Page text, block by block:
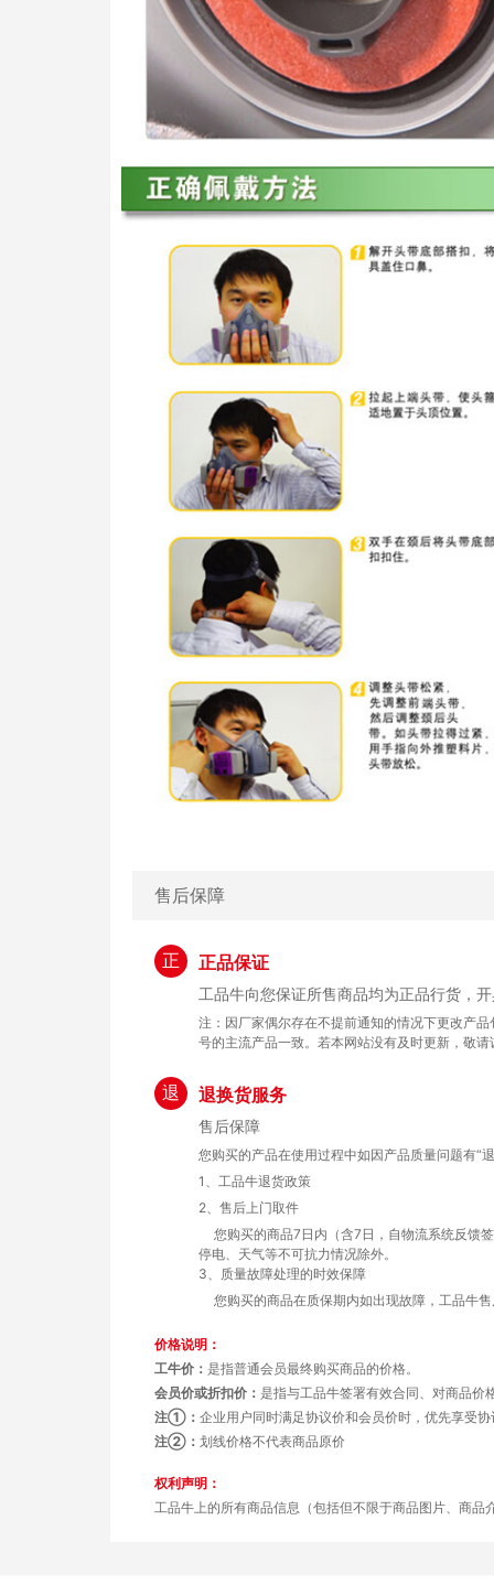
售后保障
正 正品保证
工品牛向您保证所售商品均为正品行货，
注：因厂家偶尔存在不提前通知的情况下更改产
号的主流产品一致。若本网站没有及时更新，敬请
退 退换货服务
售后保障
您购买的产品在使用过程中如因产品质量问题有“
1、工品牛退货政策
2、售后上门取件
您购买的商品7日内（含7日，自物流系统反馈
停电、天气等不可抗力情况除外。
3、质量故障处理的时效保障
您购买的商品在质保期内如出现故障，工品牛
价格说明：
工牛价： 是指普通会员最终购买商品的价格。
会员价或折扣价： 是指与工品牛签署有效合同、对商品价
注①： 企业用户同时满足协议价和会员价时，优先享受协
注②： 划线价格不代表商品原价
权利声明：
工品牛上的所有商品信息（包括但不限于商品图片、商